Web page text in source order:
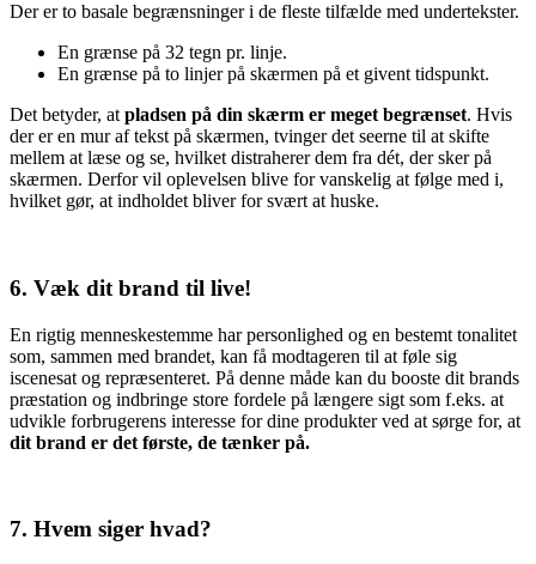
Der er to basale begrænsninger i de fleste tilfælde med undertekster.
En grænse på 32 tegn pr. linje.
En grænse på to linjer på skærmen på et givent tidspunkt.
Det betyder, at pladsen på din skærm er meget begrænset. Hvis
der er en mur af tekst på skærmen, tvinger det seerne til at skifte
mellem at læse og se, hvilket distraherer dem fra dét, der sker på
skærmen. Derfor vil oplevelsen blive for vanskelig at følge med i,
hvilket gør, at indholdet bliver for svært at huske.
6. Væk dit brand til live!
En rigtig menneskestemme har personlighed og en bestemt tonalitet
som, sammen med brandet, kan få modtageren til at føle sig
iscenesat og repræsenteret. På denne måde kan du booste dit brands
præstation og indbringe store fordele på længere sigt som f.eks. at
udvikle forbrugerens interesse for dine produkter ved at sørge for, at
dit brand er det første, de tænker på.
7. Hvem siger hvad?